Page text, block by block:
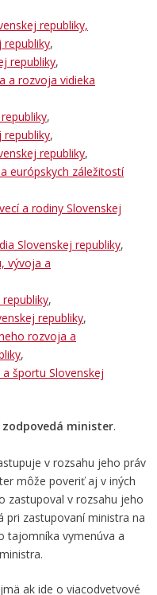
republiky,
republiky,
republiky,
a rozvoja vidieka
,
republiky,
republiky,
európskych záležitostí
a rodiny Slovenskej
Slovenskej republiky,
vývoja a
,
republiky,
rozvoja a
,
športu Slovenskej
minister.
v rozsahu jeho práv
môže poveriť aj v iných
zastupoval v rozsahu jeho
pri zastupovaní ministra na
tajomníka vymenúva a
ak ide o viacodvetvové